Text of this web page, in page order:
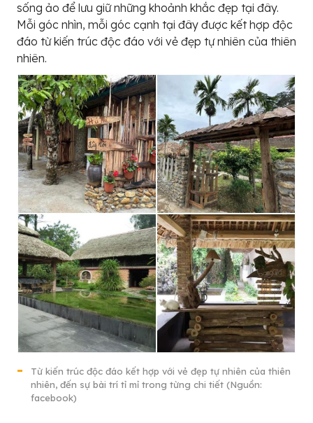
sống ảo để lưu giữ những khoảnh khắc đẹp tại đây.
Mỗi góc nhìn, mỗi góc cạnh tại đây được kết hợp độc
đáo từ kiến trúc độc đáo với vẻ đẹp tự nhiên của thiên
nhiên.
Từ kiến trúc độc đáo kết hợp với vẻ đẹp tự nhiên của thiên
nhiên, đến sự bài trí tỉ mỉ trong từng chi tiết (Nguồn:
facebook)